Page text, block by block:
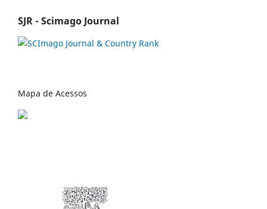
SJR - Scimago Journal
Mapa de Acessos